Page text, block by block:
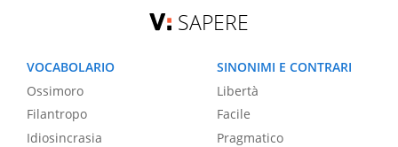
SAPERE
VOCABOLARIO
Ossimoro
Filantropo
Idiosincrasia
SINONIMI E CONTRARI
Libertà
Facile
Pragmatico